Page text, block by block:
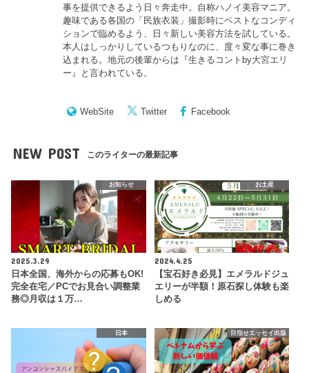
事を提供できるよう日々奔走中。自称ハノイ美容マニア。
趣味である各国の「民族衣装」撮影時にベストなコンディ
ションで臨めるよう、日々新しい美容方法を試している。
本人はしっかりしているつもりなのに、度々変な事に巻き
込まれる。地元の後輩からは『生きるコントby大宮エリ
ー 』と言われている。
WebSite Twitter Facebook
NEW POST このライターの最新記事
お知らせ
2025.3.29
日本全国、海外からの応募もOK!
完全在宅／PCでお見合い調整業
務◎月収は１万…
お土産
2024.4.25
【宝石好き必見】エメラルドジュ
エリーが半額！原石探し体験も楽
しめる
日本 目指せエッセイ出版